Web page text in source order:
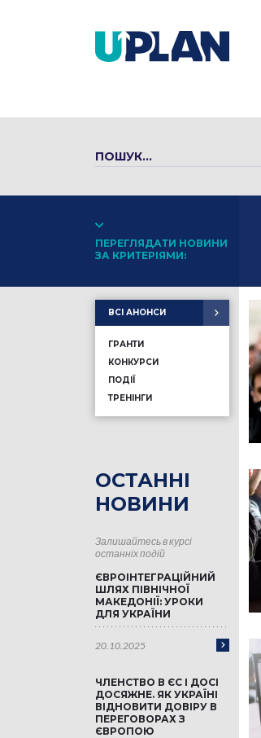
ПЕРЕГЛЯДАТИ НОВИНИ
ЗА КРИТЕРІЯМИ:
ВСІ АНОНСИ
ГРАНТИ
КОНКУРСИ
ПОДІЇ
ТРЕНІНГИ
ОСТАННІ
НОВИНИ
Залишайтесь в курсі
останніх подій
ЄВРОІНТЕГРАЦІЙНИЙ
ШЛЯХ ПІВНІЧНОЇ
МАКЕДОНІЇ: УРОКИ
ДЛЯ УКРАЇНИ
20.10.2025
ЧЛЕНСТВО В ЄС І ДОСІ
ДОСЯЖНЕ. ЯК УКРАЇНІ
ВІДНОВИТИ ДОВІРУ В
ПЕРЕГОВОРАХ З
ЄВРОПОЮ